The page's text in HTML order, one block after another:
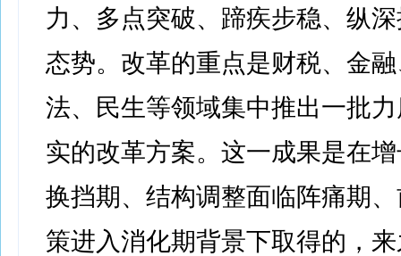
力、多点突破、蹄疾步稳、纵
态势。改革的重点是财税、金
法、民生等领域集中推出一批
实的改革方案。这一成果是在
换挡期、结构调整面临阵痛期
策进入消化期背景下取得的，